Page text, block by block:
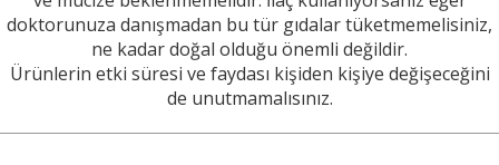
doktorunuza danışmadan bu tür gıdalar tüketmemelisiniz,
ne kadar doğal olduğu önemli değildir.
Ürünlerin etki süresi ve faydası kişiden kişiye değişeceğini
de unutmamalısınız.